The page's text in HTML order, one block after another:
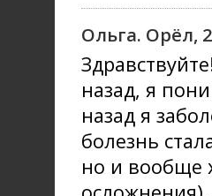
Ольга. Орёл,
назад, я
назад я
болезнь
но и вообще